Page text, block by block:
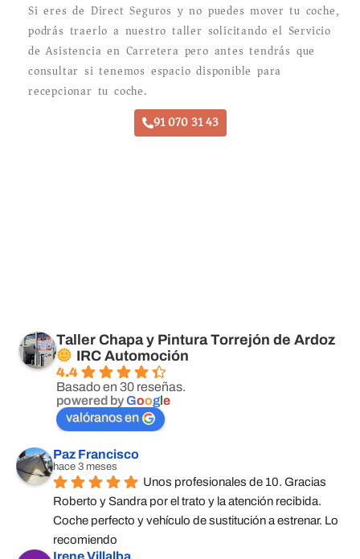
Si eres de Direct Seguros y no puedes mover tu coche,
podrás traerlo a nuestro taller solicitando el Servicio
de Asistencia en Carretera pero antes tendrás que
consultar si tenemos espacio disponible para
recepcionar tu coche.
91 070 31 43
Taller Chapa y Pintura Torrejón de Ardoz
IRC Automoción
4.4
Basado en 30 reseñas.
powered byGoog e
valóranos en
Paz Francisco
hace 3 meses
Unos profesionales de 10. Gracias
Roberto y Sandra por el trato y la atención recibida.
Coche perfecto y vehículo de sustitución a estrenar. Lo
recomiendo